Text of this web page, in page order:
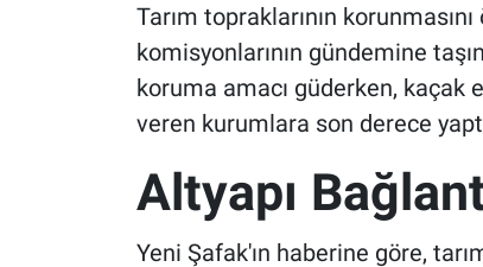
Tarım topraklarının
komisyonlarının gündemine
koruma amacı güderken, kaçak
veren kurumlara son derece
Altyapı
Yeni Şafak'ın haberine göre,